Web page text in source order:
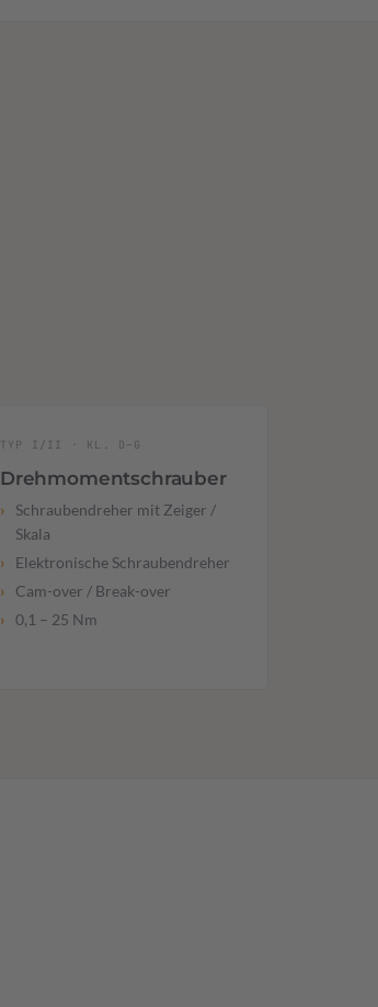
TYP I/II · KL. D–G
Drehmomentschrauber
Schraubendreher mit Zeiger /
Skala
Elektronische Schraubendreher
Cam-over / Break-over
0,1 – 25 Nm